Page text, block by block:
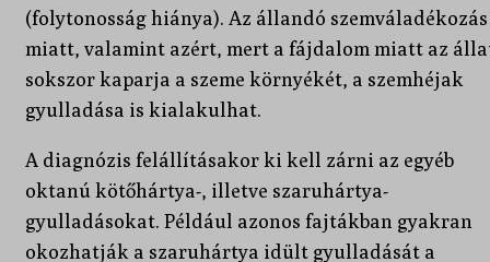
(folytonosság hiánya). Az állandó szemváladékozás
miatt, valamint azért, mert a fájdalom miatt az
sokszor kaparja a szeme környékét, a szemhéjak
gyulladása is kialakulhat.
A diagnózis felállításakor ki kell zárni az egyéb
oktanú kötőhártya-, illetve szaruhártya-
gyulladásokat. Például azonos fajtákban gyakran
okozhatják a szaruhártya idült gyulladását a